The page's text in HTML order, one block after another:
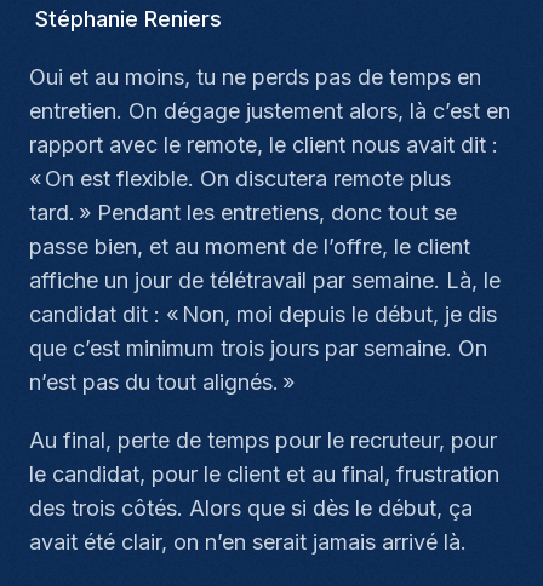
Stéphanie Reniers
Oui et au moins, tu ne perds pas de temps en
entretien. On dégage justement alors, là c’est en
rapport avec le remote, le client nous avait dit :
« On est flexible. On discutera remote plus
tard. » Pendant les entretiens, donc tout se
passe bien, et au moment de l’offre, le client
affiche un jour de télétravail par semaine. Là, le
candidat dit : « Non, moi depuis le début, je dis
que c’est minimum trois jours par semaine. On
n’est pas du tout alignés. »
Au final, perte de temps pour le recruteur, pour
le candidat, pour le client et au final, frustration
des trois côtés. Alors que si dès le début, ça
avait été clair, on n’en serait jamais arrivé là.